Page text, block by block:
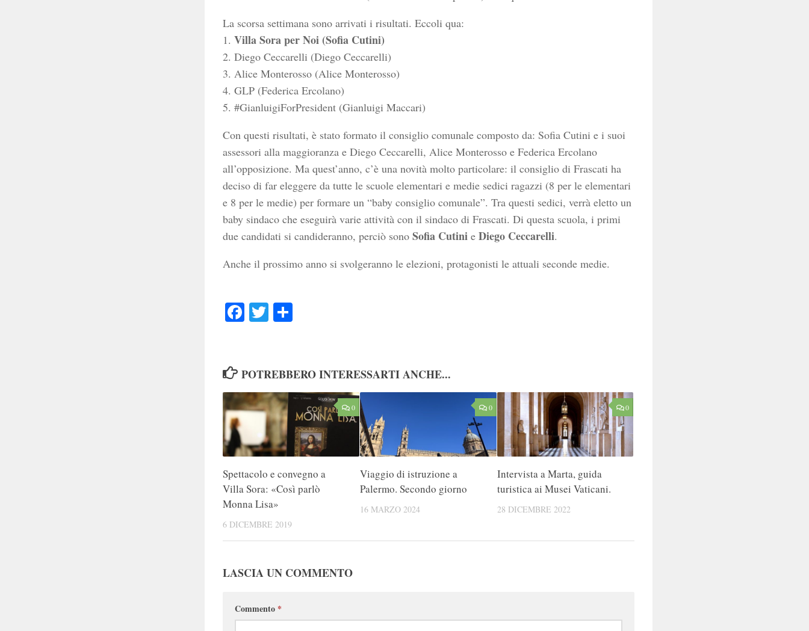
La scorsa settimana sono arrivati i risultati. Eccoli qua:
1. Villa Sora per Noi (Sofia Cutini)
2. Diego Ceccarelli (Diego Ceccarelli)
3. Alice Monterosso (Alice Monterosso)
4. GLP (Federica Ercolano)
5. #GianluigiForPresident (Gianluigi Maccari)
Con questi risultati, è stato formato il consiglio comunale composto da: Sofia Cutini e i suoi
assessori alla maggioranza e Diego Ceccarelli, Alice Monterosso e Federica Ercolano
all’opposizione. Ma quest’anno, c’è una novità molto particolare: il consiglio di Frascati ha
deciso di far eleggere da tutte le scuole elementari e medie sedici ragazzi (8 per le elementari
e 8 per le medie) per formare un “baby consiglio comunale”. Tra questi sedici, verrà eletto un
baby sindaco che eseguirà varie attività con il sindaco di Frascati. Di questa scuola, i primi
due candidati si candideranno, perciò sono Sofia Cutini e Diego Ceccarelli.
Anche il prossimo anno si svolgeranno le elezioni, protagonisti le attuali seconde medie.
FacebookTwitter
POTREBBERO INTERESSARTI ANCHE...
0
Spettacolo e convegno a
Villa Sora: «Così parlò
Monna Lisa»
6 DICEMBRE 2019
0
Viaggio di istruzione a
Palermo. Secondo giorno
16 MARZO 2024
0
Intervista a Marta, guida
turistica ai Musei Vaticani.
28 DICEMBRE 2022
LASCIA UN COMMENTO
Commento *